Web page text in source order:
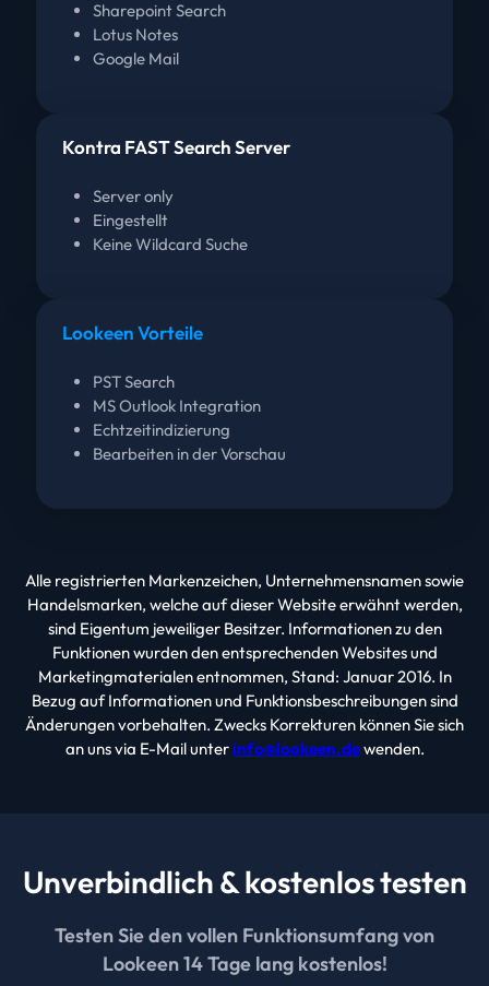
Sharepoint Search
Lotus Notes
Google Mail
Kontra FAST Search Server
Server only
Eingestellt
Keine Wildcard Suche
Lookeen Vorteile
PST Search
MS Outlook Integration
Echtzeitindizierung
Bearbeiten in der Vorschau
Alle registrierten Markenzeichen, Unternehmensnamen sowie
Handelsmarken, welche auf dieser Website erwähnt werden,
sind Eigentum jeweiliger Besitzer. Informationen zu den
Funktionen wurden den entsprechenden Websites und
Marketingmaterialen entnommen, Stand: Januar 2016. In
Bezug auf Informationen und Funktionsbeschreibungen sind
Änderungen vorbehalten. Zwecks Korrekturen können Sie sich
an uns via E-Mail unterinfo@lookeen.dewenden.
Unverbindlich & kostenlos testen
Testen Sie den vollen Funktionsumfang von
Lookeen 14 Tage lang kostenlos!